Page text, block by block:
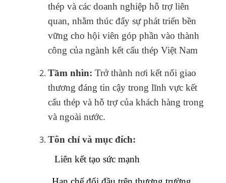
thép và các doanh nghiệp hỗ trợ liên
quan, nhằm thúc đẩy sự phát triển bền
vững cho hội viên góp phần vào thành
công của ngành kết cấu thép Việt Nam
Tầm nhìn: Trở thành nơi kết nối giao
thương đáng tin cậy trong lĩnh vực kết
cấu thép và hỗ trợ của khách hàng trong
và ngoài nước.
Tôn chỉ và mục đích:
Liên kết tạo sức mạnh